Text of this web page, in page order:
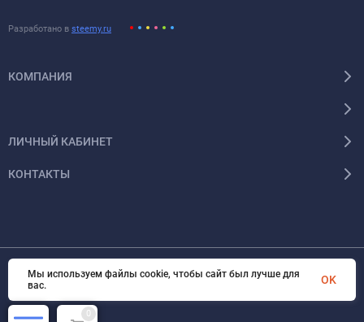
Разработано в steemy.ru
КОМПАНИЯ
ЛИЧНЫЙ КАБИНЕТ
КОНТАКТЫ
© 2026 Энергокомплект Крым. Все права защищены
0
Мы используем файлы cookie, чтобы сайт был лучше для
вас.
OK